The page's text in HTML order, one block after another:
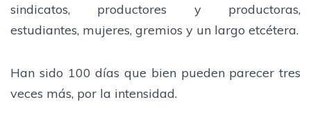
sindicatos, productores y productoras,
estudiantes, mujeres, gremios y un largo etcétera.
Han sido 100 días que bien pueden parecer tres
veces más, por la intensidad.